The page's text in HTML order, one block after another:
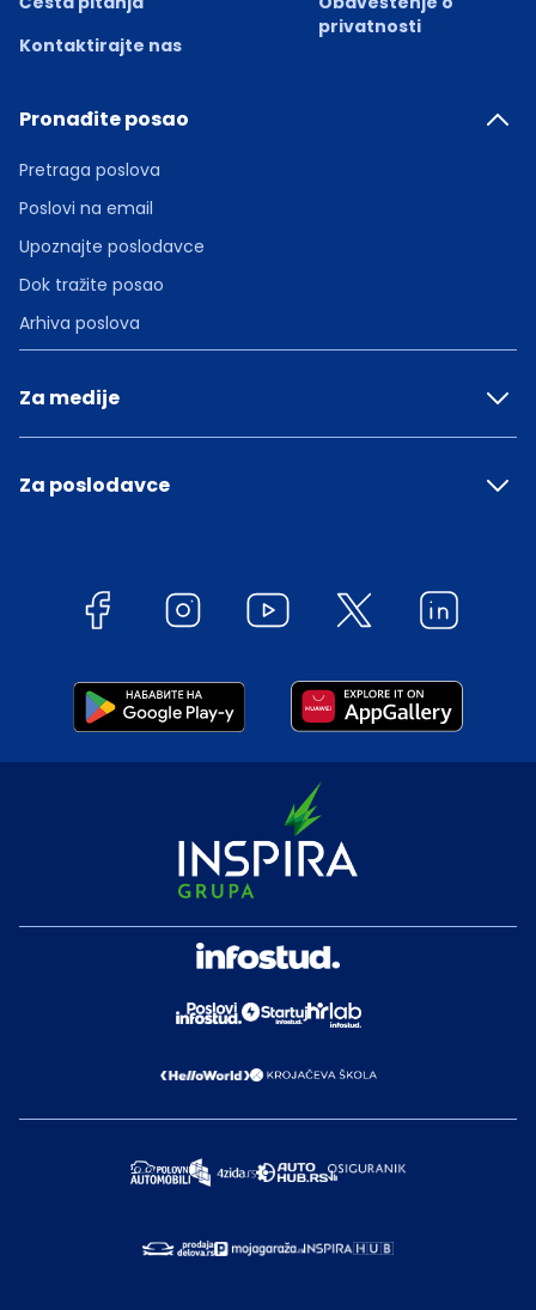
Kontaktirajte nas
privatnosti
Pronađite posao
Pretraga poslova
Poslovi na email
Upoznajte poslodavce
Dok tražite posao
Arhiva poslova
Za medije
Za poslodavce